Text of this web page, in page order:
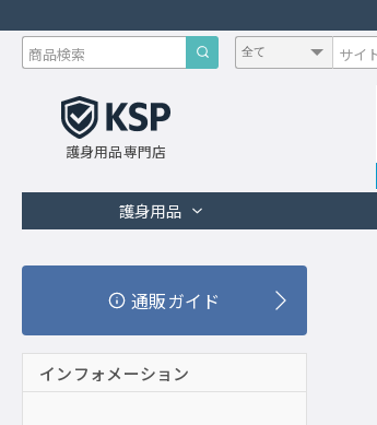
護身用品専門店
護身用品
通販ガイド
インフォメーション